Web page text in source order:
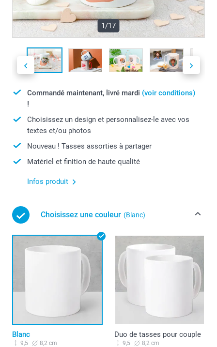
1/17
Commandé maintenant, livré mardi (voir conditions)
!
Choisissez un design et personnalisez-le avec vos
textes et/ou photos
Nouveau ! Tasses assorties à partager
Matériel et finition de haute qualité
Infos produit
Choisissez une couleur (Blanc)
Blanc
9,5 8,2 cm
Duo de tasses pour couple
9,5 8,2 cm